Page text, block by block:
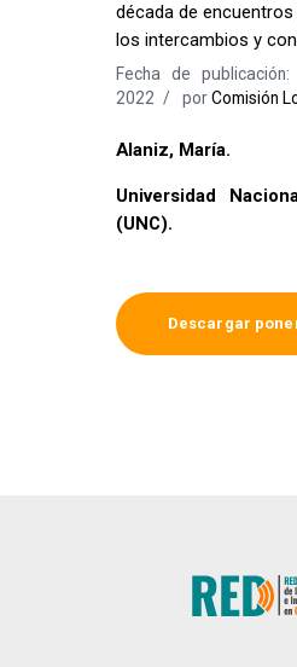
década de
los intercambios y
Fecha de
2022
porComisión
Alaniz, María.
Universidad
(UNC).
Descargar